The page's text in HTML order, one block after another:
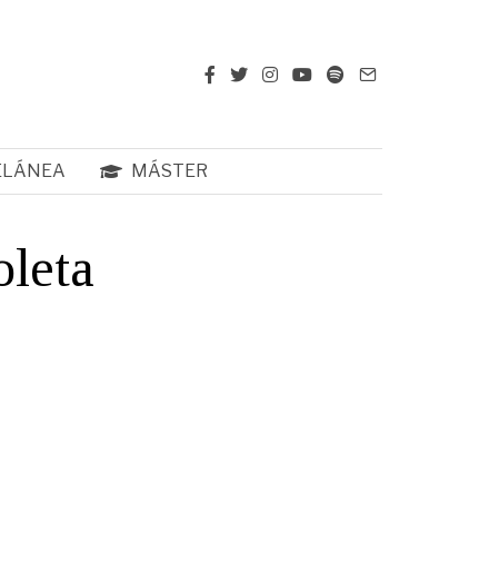
MÁSTER